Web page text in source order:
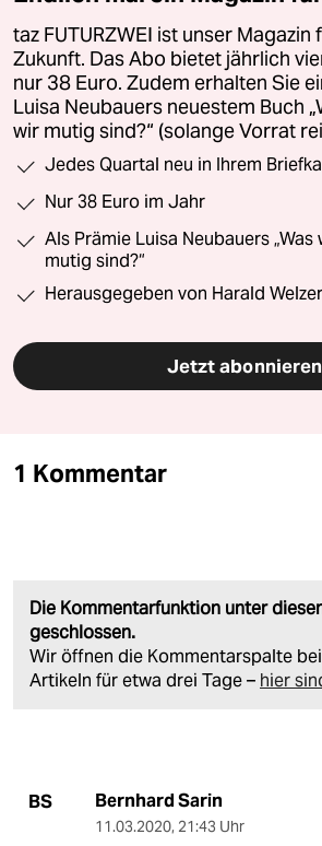
taz FUTURZWEI ist unser Magazin
Zukunft. Das Abo bietet jährlich
nur 38 Euro. Zudem erhalten Sie
Luisa Neubauers neuestem Buch
wir mutig sind?“ (solange Vorrat
Jedes Quartal neu in Ihrem
Nur 38 Euro im Jahr
Als Prämie Luisa Neubauers „Was
mutig sind?“
Herausgegeben von Harald Welzer
Jetzt abonnieren
1 Kommentar
Die Kommentarfunktion unter
geschlossen.
Wir öffnen die Kommentarspalte
Artikeln für etwa drei Tage – hier
BS Bernhard Sarin
11.03.2020, 21:43 Uhr